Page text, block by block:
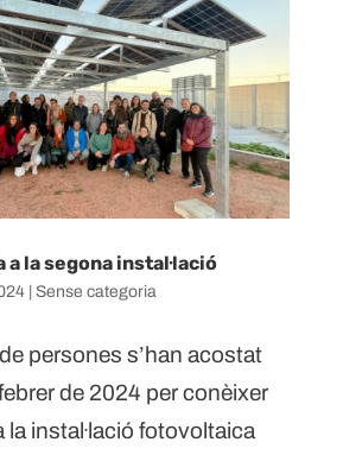
la segona instal·lació
| Sense categoria
persones s’han acostat
de 2024 per conèixer
la instal·lació fotovoltaica